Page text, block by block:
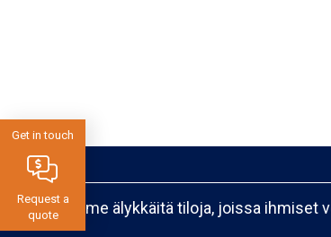
Get in touch
Request a
quoteLuomme älykkäitä tiloja, joissa ihmiset